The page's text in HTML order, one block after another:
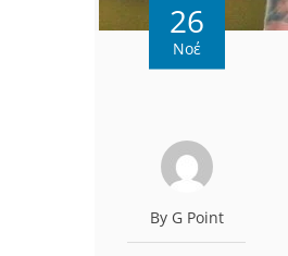
26
Νοέ
By G Point